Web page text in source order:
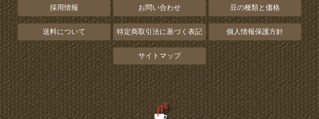
採用情報 お問い合わせ 豆の種類と価格
送料について 特定商取引法に基づく表記 個人情報保護方針
サイトマップ